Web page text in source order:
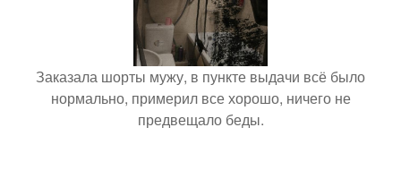
Заказала шорты мужу, в пункте выдачи всё было
нормально, примерил все хорошо, ничего не
предвещало беды.